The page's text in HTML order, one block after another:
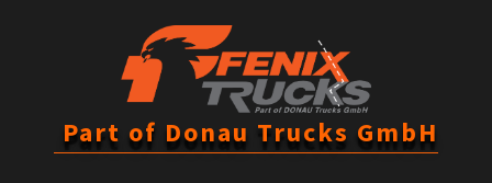
Part of Donau Trucks GmbH